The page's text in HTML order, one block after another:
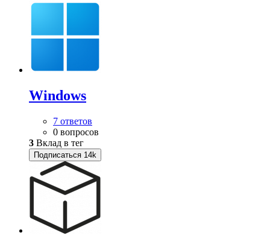
Windows
7 ответов
0 вопросов
3 Вклад в тег
Подписаться 14k